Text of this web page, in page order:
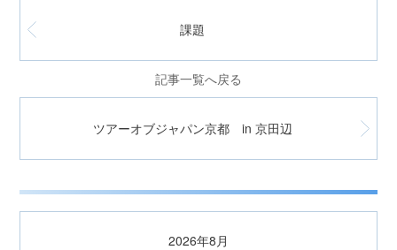
課題
記事一覧へ戻る
ツアーオブジャパン京都 in 京田辺
2026年8月